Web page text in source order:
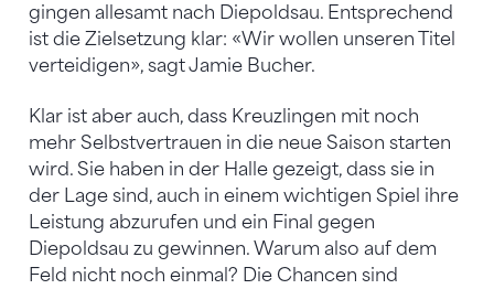
gingen allesamt nach Diepoldsau. Entsprechend
ist die Zielsetzung klar: «Wir wollen unseren Titel
verteidigen», sagt Jamie Bucher.
Klar ist aber auch, dass Kreuzlingen mit noch
mehr Selbstvertrauen in die neue Saison starten
wird. Sie haben in der Halle gezeigt, dass sie in
der Lage sind, auch in einem wichtigen Spiel ihre
Leistung abzurufen und ein Final gegen
Diepoldsau zu gewinnen. Warum also auf dem
Feld nicht noch einmal? Die Chancen sind